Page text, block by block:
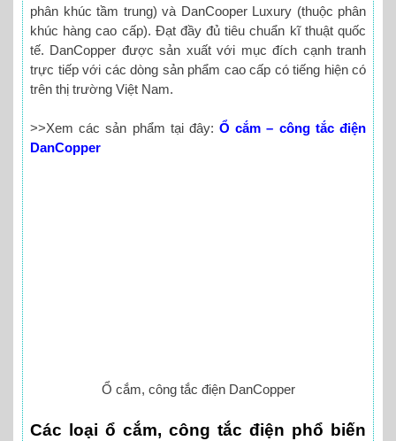
phân khúc tầm trung) và DanCooper Luxury (thuộc phân
khúc hàng cao cấp). Đạt đầy đủ tiêu chuẩn kĩ thuật quốc
tế. DanCopper được sản xuất với mục đích cạnh tranh
trực tiếp với các dòng sản phẩm cao cấp có tiếng hiện có
trên thị trường Việt Nam.
>>Xem các sản phẩm tại đây:Ổ cắm – công tắc điện
DanCopper
Ổ cắm, công tắc điện DanCopper
Các loại ổ cắm, công tắc điện phổ biến